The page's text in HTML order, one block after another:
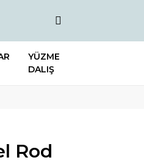
YÜZME
DALIŞ
Rod